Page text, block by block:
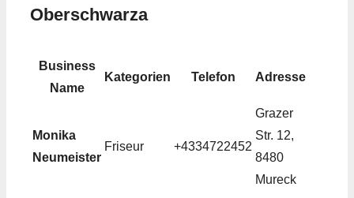
Oberschwarza
Business
Name
Kategorien Telefon Adresse
Monika
Neumeister
Friseur +4334722452
Grazer
Str. 12,
8480
Mureck